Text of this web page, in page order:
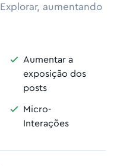
aumentando

Aumentar a
exposição dos
posts

Micro-
Interações